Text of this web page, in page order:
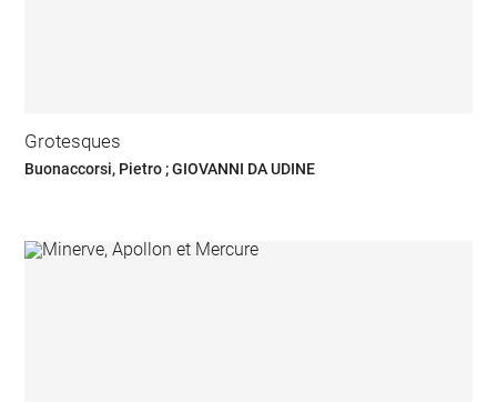
Grotesques
Buonaccorsi, Pietro ; GIOVANNI DA UDINE